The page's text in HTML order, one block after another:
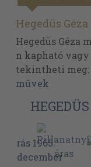
Hegedüs Géza
Hegedüs Géza
n kapható
tekintheti meg:
művek